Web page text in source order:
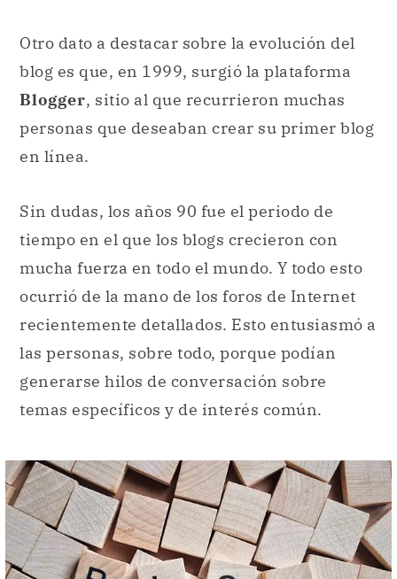
Otro dato a destacar sobre la evolución del
blog es que, en 1999, surgió la plataforma
Blogger, sitio al que recurrieron muchas
personas que deseaban crear su primer blog
en línea.
Sin dudas, los años 90 fue el periodo de
tiempo en el que los blogs crecieron con
mucha fuerza en todo el mundo. Y todo esto
ocurrió de la mano de los foros de Internet
recientemente detallados. Esto entusiasmó a
las personas, sobre todo, porque podían
generarse hilos de conversación sobre
temas específicos y de interés común.